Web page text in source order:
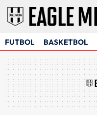
FUTBOL BASKETBOL